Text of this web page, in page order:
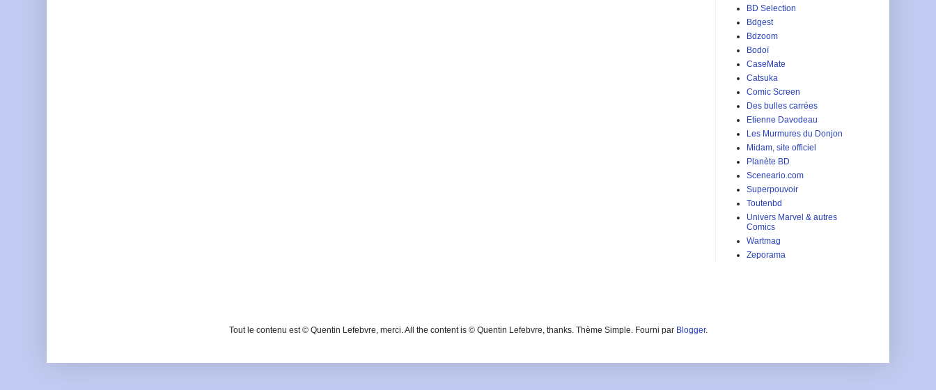
BD Selection
Bdgest
Bdzoom
Bodoï
CaseMate
Catsuka
Comic Screen
Des bulles carrées
Etienne Davodeau
Les Murmures du Donjon
Midam, site officiel
Planète BD
Sceneario.com
Superpouvoir
Toutenbd
Univers Marvel & autres
Comics
Wartmag
Zeporama
Tout le contenu est © Quentin Lefebvre, merci. All the content is © Quentin Lefebvre, thanks. Thème Simple. Fourni par Blogger.